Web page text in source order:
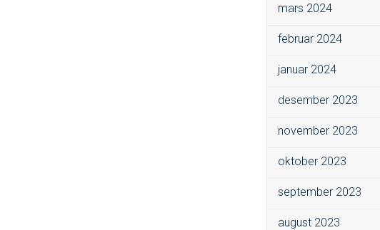
mars 2024
februar 2024
januar 2024
desember 2023
november 2023
oktober 2023
september 2023
august 2023